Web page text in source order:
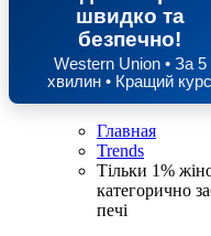
швидко та
безпечно!
Western Union • За 5
хвилин • Кращий курс
Главная
Trends
Тільки 1%
категорично
печі